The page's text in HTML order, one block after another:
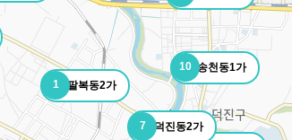
7 덕진동2가
10 송천동1가
1 팔복동2가